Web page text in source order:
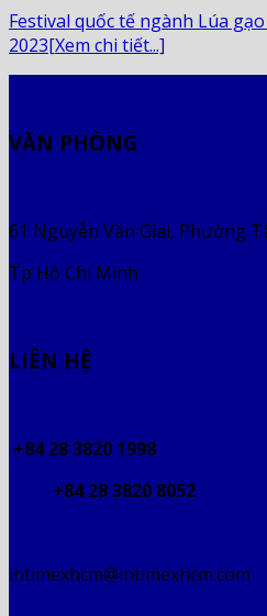
Festival quốc tế ngành Lúa
2023[Xem chi tiết...]
VĂN PHÒNG
61 Nguyễn Văn Giai, Phường
Tp Hồ Chí Minh
LIÊN HỆ
+84 28 3820 1998
+84 28 3820 8052
intimexhcm@intimexhcm.com